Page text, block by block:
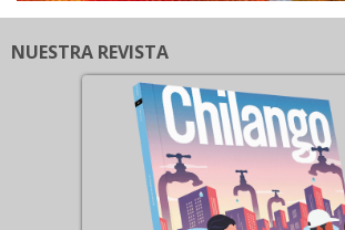
NUESTRA REVISTA